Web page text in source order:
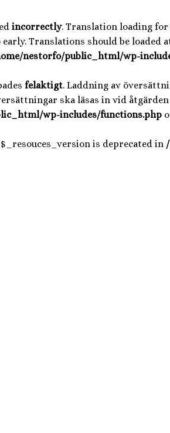
incorrectly. Translation loading
Translations should be loaded
nestorfo/public_html/wp-
felaktigt. Laddning av
ska läsas in vid åtgärden
wp-includes/functions.php
is deprecated in